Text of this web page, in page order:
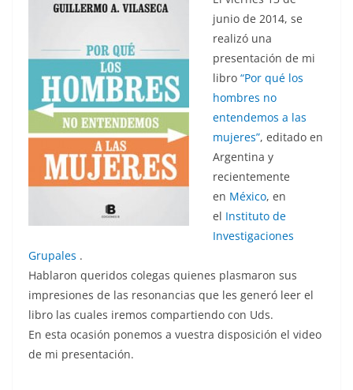
junio de 2014, se
realizó una
presentación de mi
libro “Por qué los
hombres no
entendemos a las
mujeres”, editado en
Argentina y
recientemente
en México, en
el Instituto de
Investigaciones
Grupales .
Hablaron queridos colegas quienes plasmaron sus
impresiones de las resonancias que les generó leer el
libro las cuales iremos compartiendo con Uds.
En esta ocasión ponemos a vuestra disposición el video
de mi presentación.